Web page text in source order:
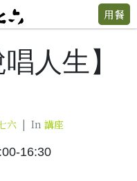
用餐
人生】
六 In 講座
16:30